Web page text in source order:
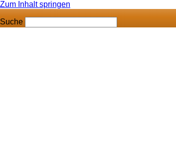
Zum Inhalt springen
Suche